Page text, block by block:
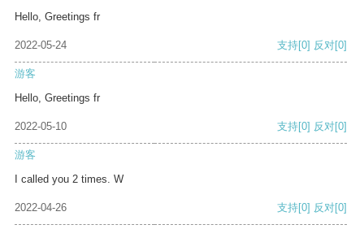
Hello, Greetings fr
2022-05-24 支持[0] 反对[0]
游客
Hello, Greetings fr
2022-05-10 支持[0] 反对[0]
游客
I called you 2 times. W
2022-04-26 支持[0] 反对[0]